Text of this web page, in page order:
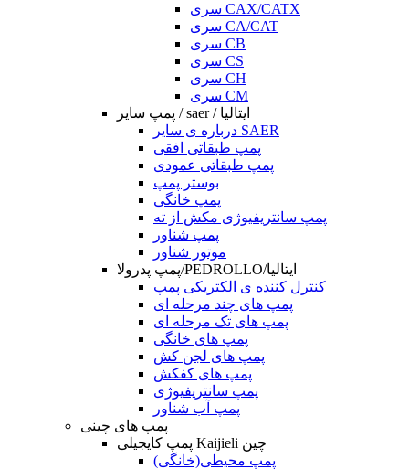
سری CAX/CATX
سری CA/CAT
سری CB
سری CS
سری CH
سری CM
پمپ سایر / saer / ایتالیا
درباره ی سایر SAER
پمپ طبقاتی افقی
پمپ طبقاتی عمودی
بوستر پمپ
پمپ خانگی
پمپ سانتریفیوژی مکش از ته
پمپ شناور
موتور شناور
پمپ پدرولا/PEDROLLO/ایتالیا
کنترل کننده ی الکتریکی پمپ
پمپ های چند مرحله ای
پمپ های تک مرحله ای
پمپ های خانگی
پمپ های لجن کش
پمپ های کفکش
پمپ سانتریفیوژی
پمپ آب شناور
پمپ های چینی
پمپ کایجیلی Kaijieli چین
پمپ محیطی(خانگی)